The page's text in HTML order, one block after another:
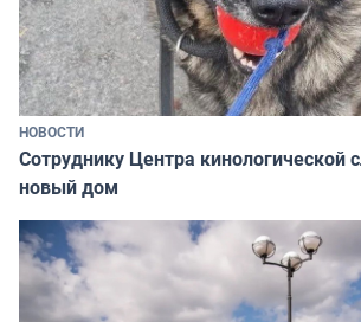
НОВОСТИ
Сотруднику Центра
новый дом